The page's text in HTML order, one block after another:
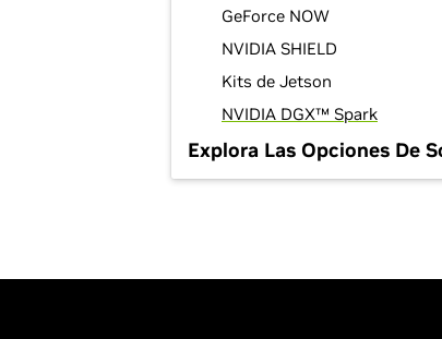
GeForce NOW
NVIDIA SHIELD
Kits de Jetson
NVIDIA DGX™ Spark
Explora Las Opciones De